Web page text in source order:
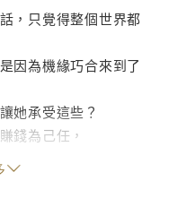
，只覺得整個世界都
因為機緣巧合來到了
她承受這些？
錢為己任，
銀子，還不知道被人